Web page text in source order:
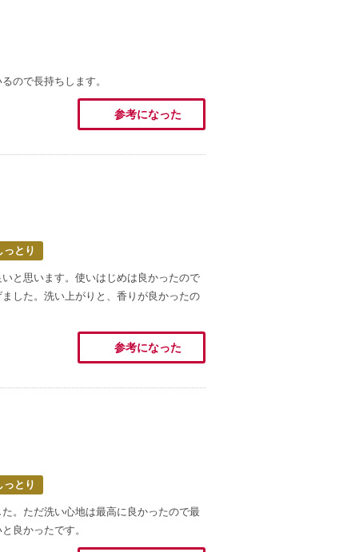
ので長持ちします。
参考になった
っとり
と思います。使いはじめは良かったので
した。洗い上がりと、香りが良かったの
参考になった
っとり
。ただ洗い心地は最高に良かったので最
良かったです。